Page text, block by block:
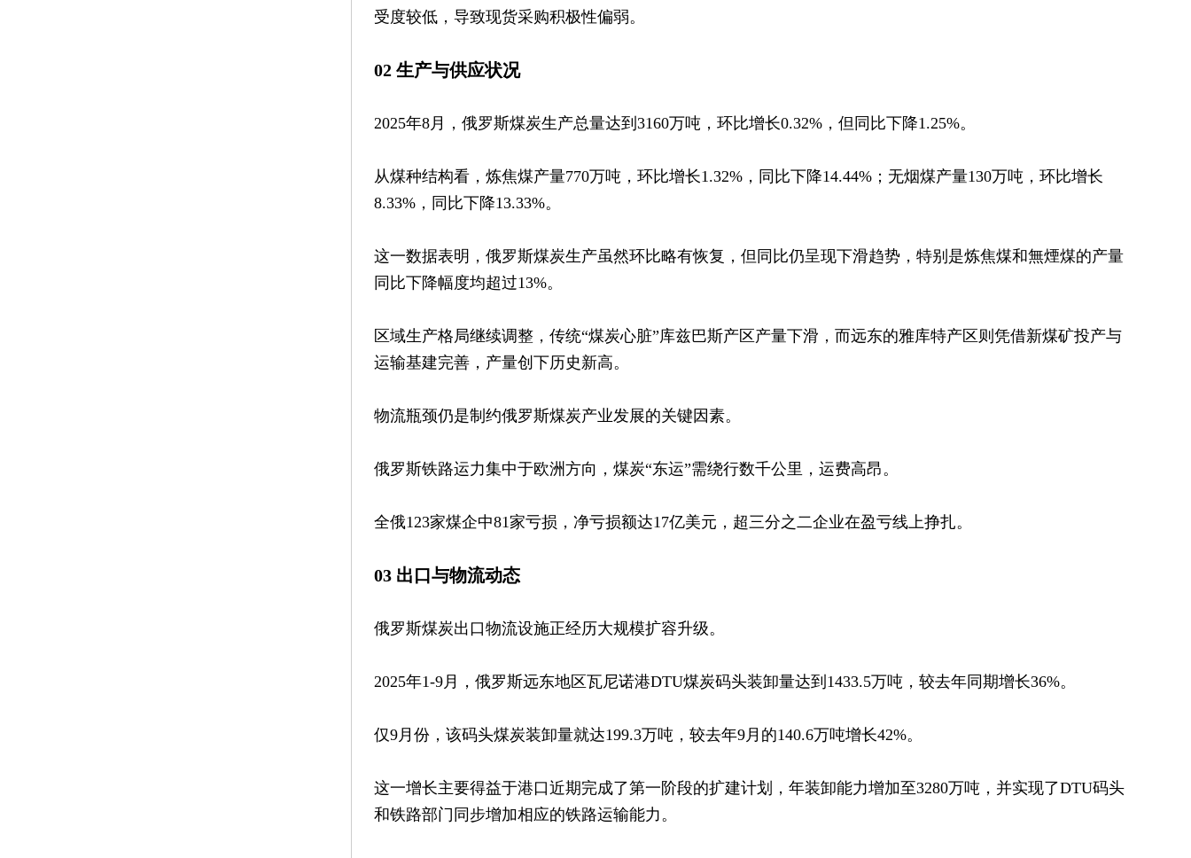
受度较低，导致现货采购积极性偏弱。
02 生产与供应状况
2025年8月，俄罗斯煤炭生产总量达到3160万吨，环比增长0.32%，但同比下降1.25%。
从煤种结构看，炼焦煤产量770万吨，环比增长1.32%，同比下降14.44%；无烟煤产量130万吨，环比增长
8.33%，同比下降13.33%。
这一数据表明，俄罗斯煤炭生产虽然环比略有恢复，但同比仍呈现下滑趋势，特别是炼焦煤和無煙煤的产量
同比下降幅度均超过13%。
区域生产格局继续调整，传统“煤炭心脏”库兹巴斯产区产量下滑，而远东的雅库特产区则凭借新煤矿投产与
运输基建完善，产量创下历史新高。
物流瓶颈仍是制约俄罗斯煤炭产业发展的关键因素。
俄罗斯铁路运力集中于欧洲方向，煤炭“东运”需绕行数千公里，运费高昂。
全俄123家煤企中81家亏损，净亏损额达17亿美元，超三分之二企业在盈亏线上挣扎。
03 出口与物流动态
俄罗斯煤炭出口物流设施正经历大规模扩容升级。
2025年1-9月，俄罗斯远东地区瓦尼诺港DTU煤炭码头装卸量达到1433.5万吨，较去年同期增长36%。
仅9月份，该码头煤炭装卸量就达199.3万吨，较去年9月的140.6万吨增长42%。
这一增长主要得益于港口近期完成了第一阶段的扩建计划，年装卸能力增加至3280万吨，并实现了DTU码头
和铁路部门同步增加相应的铁路运输能力。